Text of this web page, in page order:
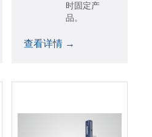
时固定产
品。
查看详情 →